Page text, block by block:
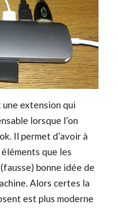
extension qui
lorsque l’on
Il permet d’avoir à
que les
bonne idée de
Alors certes la
est plus moderne